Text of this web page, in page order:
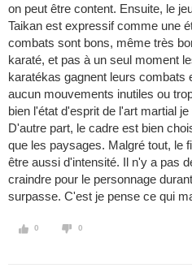
on peut être content. Ensuite, le
Taikan est expressif comme une
combats sont bons, même très
karaté, et pas à un seul moment
karatékas gagnent leurs combats
aucun mouvements inutiles ou
bien l'état d'esprit de l'art martial je
D'autre part, le cadre est bien
que les paysages. Malgré tout, le
être aussi d'intensité. Il n'y a pas
craindre pour le personnage
surpasse. C'est je pense ce qui
0 0